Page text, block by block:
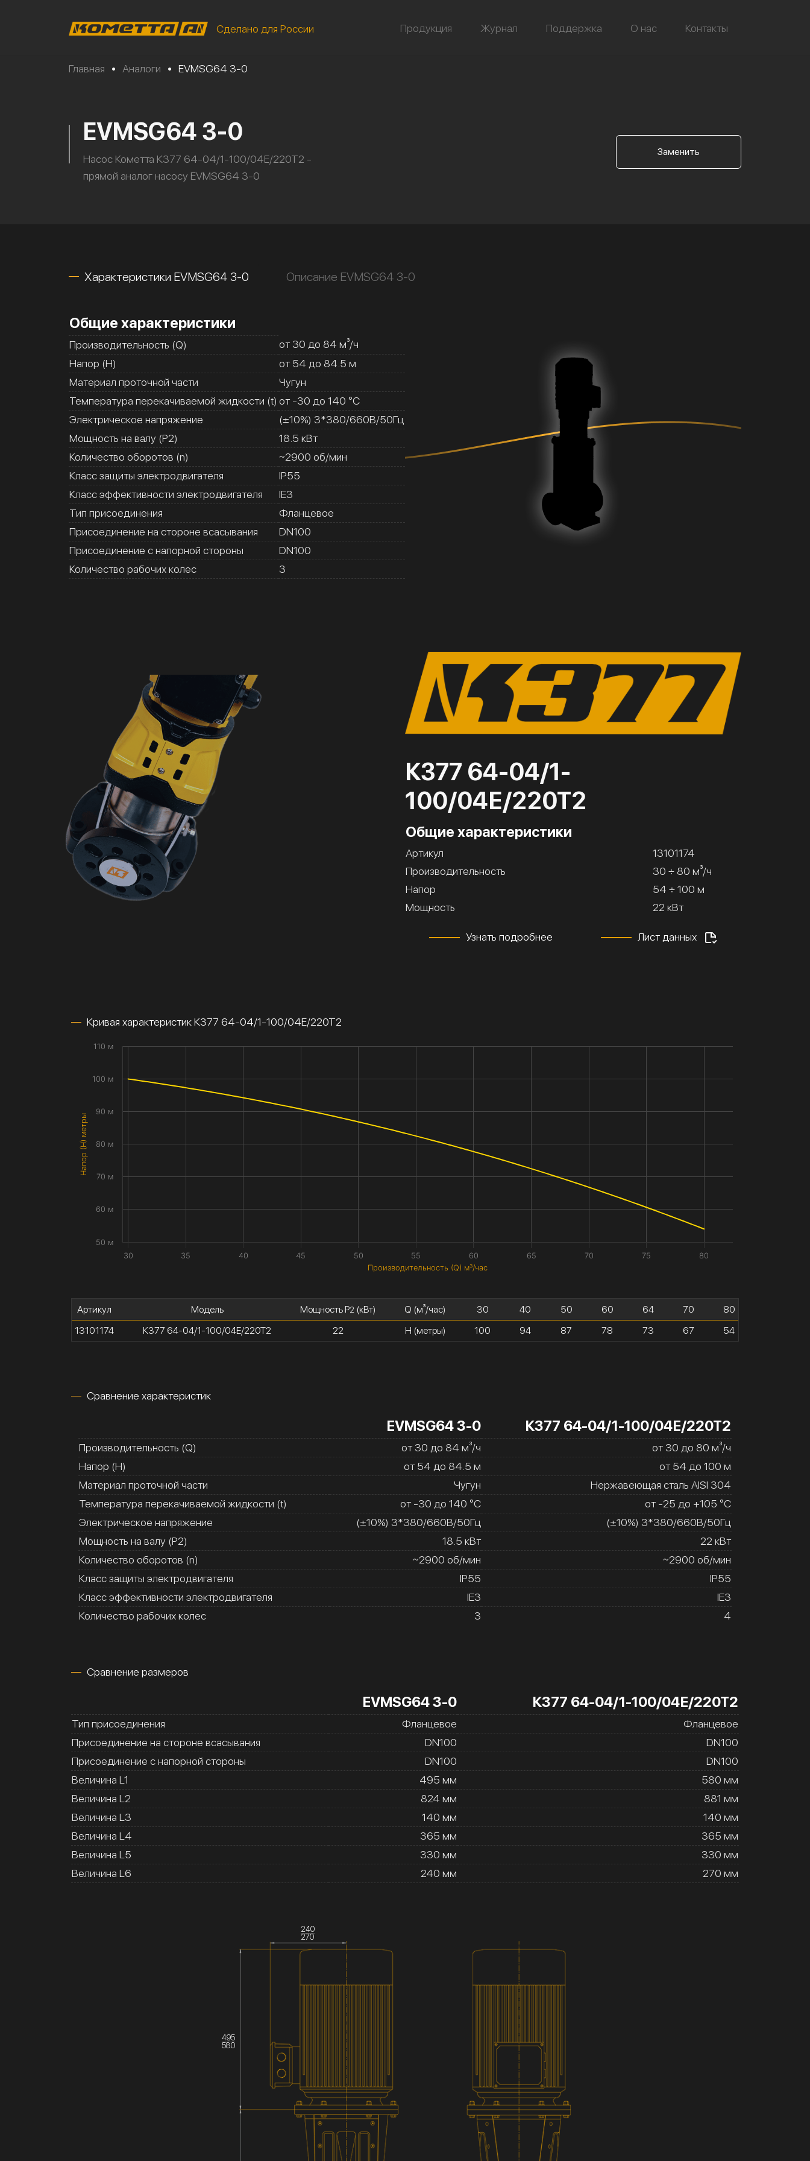
Сделано для России Продукция Журнал Поддержка О нас Контакты
Главная • Аналоги • EVMSG64 3-0
EVMSG64 3-0
Насос Кометта К377 64-04/1-100/04Е/220Т2 -
прямой аналог насосу EVMSG64 3-0
Заменить
Характеристики EVMSG64 3-0 Описание EVMSG64 3-0
Общие характеристики
Производительность (Q)
от 30 до 84 м³/ч
Напор (H)
от 54 до 84.5 м
Материал проточной части
Чугун
Температура перекачиваемой жидкости (t) от -30 до 140 °C
Электрическое напряжение
(±10%) 3*380/660В/50Гц
Мощность на валу (Р2)
18.5 кВт
Количество оборотов (n)
~2900 об/мин
Класс защиты электродвигателя
IP55
Класс эффективности электродвигателя
IE3
Тип присоединения
Фланцевое
Присоединение на стороне всасывания
DN100
Присоединение с напорной стороны
DN100
Количество рабочих колес
3
К377 64-04/1-
100/04Е/220Т2
Общие характеристики
Артикул
13101174
Производительность
30 ÷ 80 м³/ч
Напор
54 ÷ 100 м
Мощность
22 кВт
Узнать подробнее Лист данных
Кривая характеристик К377 64-04/1-100/04Е/220Т2
Производительность (Q) м³/час
Напор (H) метры
30 35 40 45 50 55 60 65 70 75 80
50 м
60 м
70 м
80 м
90 м
100 м
110 м
Артикул
13101174
Модель
К377 64-04/1-100/04Е/220Т2
Мощность P2 (кВт)
22
Q (м³/час)
H (метры)
30
100
40
94
50
87
60
78
64
73
70
67
80
54
Сравнение характеристик
EVMSG64 3-0 К377 64-04/1-100/04Е/220Т2
Производительность (Q) от 30 до 84 м³/ч
от 30 до 80 м³/ч
Напор (H)
от 54 до 84.5 м
от 54 до 100 м
Материал проточной части
Чугун
Нержавеющая сталь AISI 304
Температура перекачиваемой жидкости (t)
от -30 до 140 °C
от -25 до +105 °C
Электрическое напряжение
(±10%) 3*380/660В/50Гц
(±10%) 3*380/660В/50Гц
Мощность на валу (Р2)
18.5 кВт
22 кВт
Количество оборотов (n)
~2900 об/мин
~2900 об/мин
Класс защиты электродвигателя
IP55
IP55
Класс эффективности электродвигателя
IE3
IE3
Количество рабочих колес
3 4
Сравнение размеров
EVMSG64 3-0 К377 64-04/1-100/04Е/220Т2
Тип присоединения Фланцевое
Фланцевое
Присоединение на стороне всасывания
DN100
DN100
Присоединение с напорной стороны
DN100
DN100
Величина L1
495 мм
580 мм
Величина L2
824 мм
881 мм
Величина L3
140 мм
140 мм
Величина L4
365 мм
365 мм
Величина L5
330 мм
330 мм
Величина L6
240 мм 270 мм
495
580
240
270